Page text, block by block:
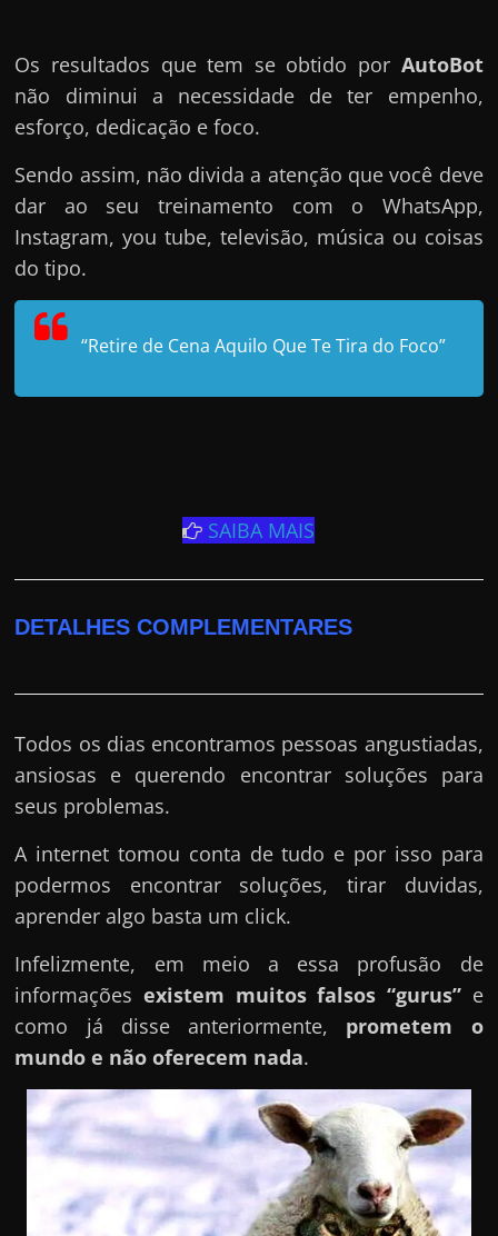
Os resultados que tem se obtido por AutoBot
não diminui a necessidade de ter empenho,
esforço, dedicação e foco.
Sendo assim, não divida a atenção que você deve
dar ao seu treinamento com o WhatsApp,
Instagram, you tube, televisão, música ou coisas
do tipo.
“Retire de Cena Aquilo Que Te Tira do Foco”
SAIBA MAIS
DETALHES COMPLEMENTARES
Todos os dias encontramos pessoas angustiadas,
ansiosas e querendo encontrar soluções para
seus problemas.
A internet tomou conta de tudo e por isso para
podermos encontrar soluções, tirar duvidas,
aprender algo basta um click.
Infelizmente, em meio a essa profusão de
informaçõesexistem muitos falsos “gurus”e
como já disse anteriormente, prometem o
mundo e não oferecem nada.